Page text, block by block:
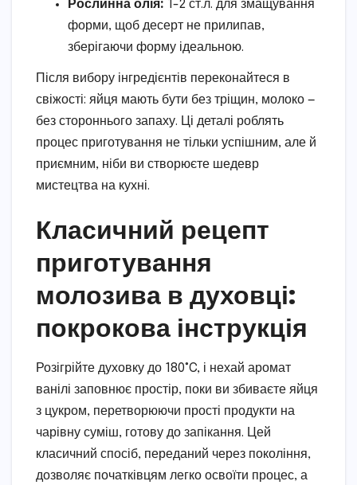
Рослинна олія: 1-2 ст.л. для змащування
форми, щоб десерт не прилипав,
зберігаючи форму ідеальною.
Після вибору інгредієнтів переконайтеся в
свіжості: яйця мають бути без тріщин, молоко —
без стороннього запаху. Ці деталі роблять
процес приготування не тільки успішним, але й
приємним, ніби ви створюєте шедевр
мистецтва на кухні.
Класичний рецепт
приготування
молозива в духовці:
покрокова інструкція
Розігрійте духовку до 180°C, і нехай аромат
ванілі заповнює простір, поки ви збиваєте яйця
з цукром, перетворюючи прості продукти на
чарівну суміш, готову до запікання. Цей
класичний спосіб, переданий через покоління,
дозволяє початківцям легко освоїти процес, а